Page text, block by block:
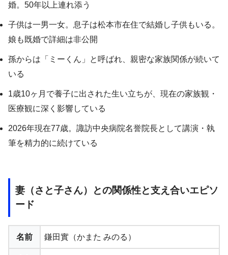
婚。50年以上連れ添う
子供は一男一女。息子は松本市在住で結婚し子供もいる。
娘も既婚で詳細は非公開
孫からは「ミーくん」と呼ばれ、親密な家族関係が続いて
いる
1歳10ヶ月で養子に出された生い立ちが、現在の家族観・
医療観に深く影響している
2026年現在77歳。諏訪中央病院名誉院長として講演・執
筆を精力的に続けている
妻（さと子さん）との関係性と支え合いエピソ
ード
名前 鎌田實（かまた みのる）